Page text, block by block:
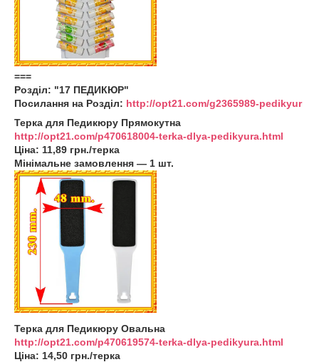
===
Розділ: "17 ПЕДИКЮР"
Посилання на Розділ: http://opt21.com/g2365989-pedikyur
Терка для Педикюру Прямокутна
http://opt21.com/p470618004-terka-dlya-pedikyura.html
Ціна: 11,89 грн./терка
Мінімальне замовлення — 1 шт.
Терка для Педикюру Овальна
http://opt21.com/p470619574-terka-dlya-pedikyura.html
Ціна: 14,50 грн./терка